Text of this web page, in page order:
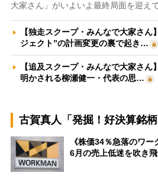
大家さん」がいよいよ最終局面を迎え
【独走スクープ・みんなで大家さん
ジェクト”の計画変更の裏で起き…
【追及スクープ・みんなで大家さん
明かされる柳瀬健一・代表の思…
古賀真人「発掘！好決算銘柄
《株価34％急落のワー
6月の売上低迷を吹き